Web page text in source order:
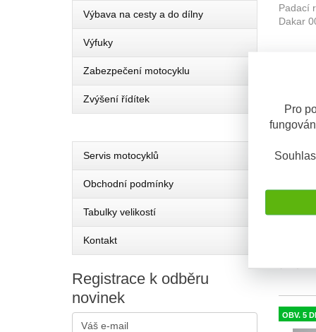
Pro
rám
Padací
Dakar
BMW
OBV. 5
Výbava na cesty a do dílny
Výfuky
Zabezpečení motocyklu
Zvýšení řídítek
Servis motocyklů
Obchodní podmínky
Tabulky velikostí
Kontakt
Registrace k odběru
novinek